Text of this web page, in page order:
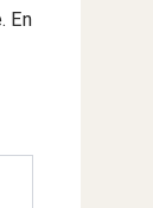
En